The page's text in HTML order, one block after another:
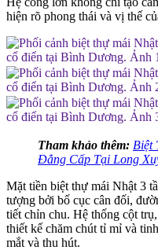
hiện rõ phong thái và vị thế
Tham khảo thêm: Biệt
Đẳng Cấp Tại Long
Mặt tiền biệt thự mái Nhật 3
tượng bởi bố cục cân đối,
tiết chỉn chu. Hệ thống cột
thiết kế chăm chút tỉ mỉ và
mắt và thu hút.